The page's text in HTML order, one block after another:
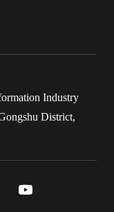
Industry
District,
